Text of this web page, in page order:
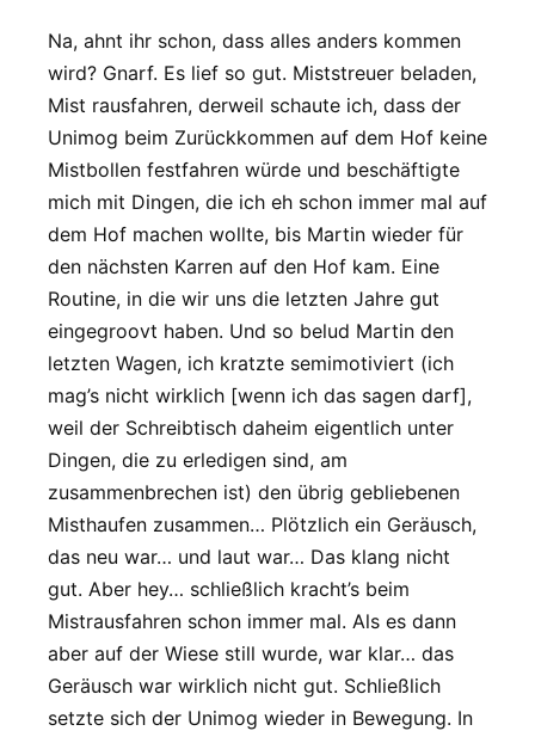
Na, ahnt ihr schon, dass alles anders kommen
wird? Gnarf. Es lief so gut. Miststreuer beladen,
Mist rausfahren, derweil schaute ich, dass der
Unimog beim Zurückkommen auf dem Hof keine
Mistbollen festfahren würde und beschäftigte
mich mit Dingen, die ich eh schon immer mal auf
dem Hof machen wollte, bis Martin wieder für
den nächsten Karren auf den Hof kam. Eine
Routine, in die wir uns die letzten Jahre gut
eingegroovt haben. Und so belud Martin den
letzten Wagen, ich kratzte semimotiviert (ich
mag’s nicht wirklich [wenn ich das sagen darf],
weil der Schreibtisch daheim eigentlich unter
Dingen, die zu erledigen sind, am
zusammenbrechen ist) den übrig gebliebenen
Misthaufen zusammen… Plötzlich ein Geräusch,
das neu war… und laut war… Das klang nicht
gut. Aber hey… schließlich kracht’s beim
Mistrausfahren schon immer mal. Als es dann
aber auf der Wiese still wurde, war klar… das
Geräusch war wirklich nicht gut. Schließlich
setzte sich der Unimog wieder in Bewegung. In